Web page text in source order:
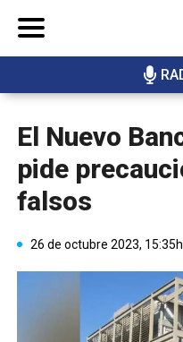
El Nuevo
pide
falsos
26 de octubre 2023,